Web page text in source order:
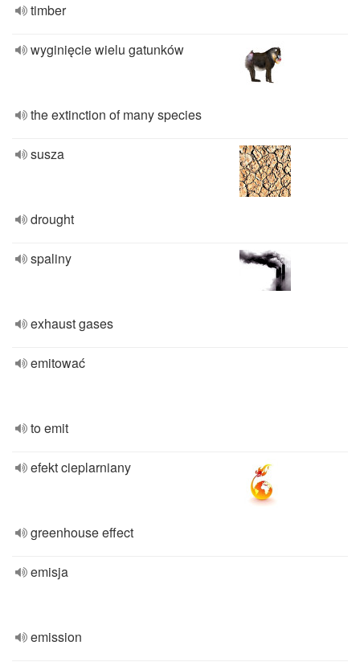
timber
wyginięcie wielu gatunków
the extinction of many species
susza
drought
spaliny
exhaust gases
emitować
to emit
efekt cieplarniany
greenhouse effect
emisja
emission